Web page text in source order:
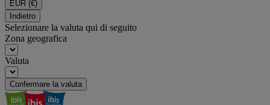
EUR (€)
Indietro
Selezionare la valuta qui di seguito
Zona geografica
Valuta
Confermare la valuta